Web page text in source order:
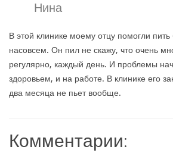
Нина
В этой клинике моему отцу помогли пить
насовсем. Он пил не скажу, что очень
регулярно, каждый день. И проблемы
здоровьем, и на работе. В клинике его
два месяца не пьет вообще.
Комментарии: